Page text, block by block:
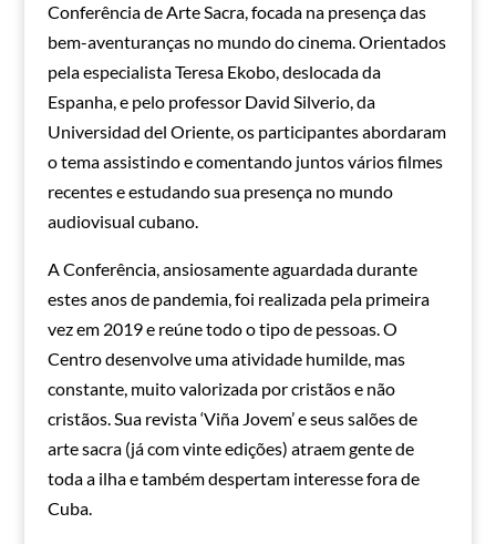
Conferência de Arte Sacra, focada na presença das
bem-aventuranças no mundo do cinema. Orientados
pela especialista Teresa Ekobo, deslocada da
Espanha, e pelo professor David Silverio, da
Universidad del Oriente, os participantes abordaram
o tema assistindo e comentando juntos vários filmes
recentes e estudando sua presença no mundo
audiovisual cubano.
A Conferência, ansiosamente aguardada durante
estes anos de pandemia, foi realizada pela primeira
vez em 2019 e reúne todo o tipo de pessoas. O
Centro desenvolve uma atividade humilde, mas
constante, muito valorizada por cristãos e não
cristãos. Sua revista ‘Viña Jovem’ e seus salões de
arte sacra (já com vinte edições) atraem gente de
toda a ilha e também despertam interesse fora de
Cuba.